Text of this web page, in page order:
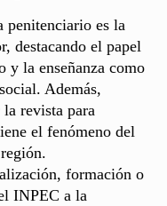
penitenciario es la
destacando el papel
y la enseñanza como
Además,
revista para
el fenómeno del
formación o
INPEC a la